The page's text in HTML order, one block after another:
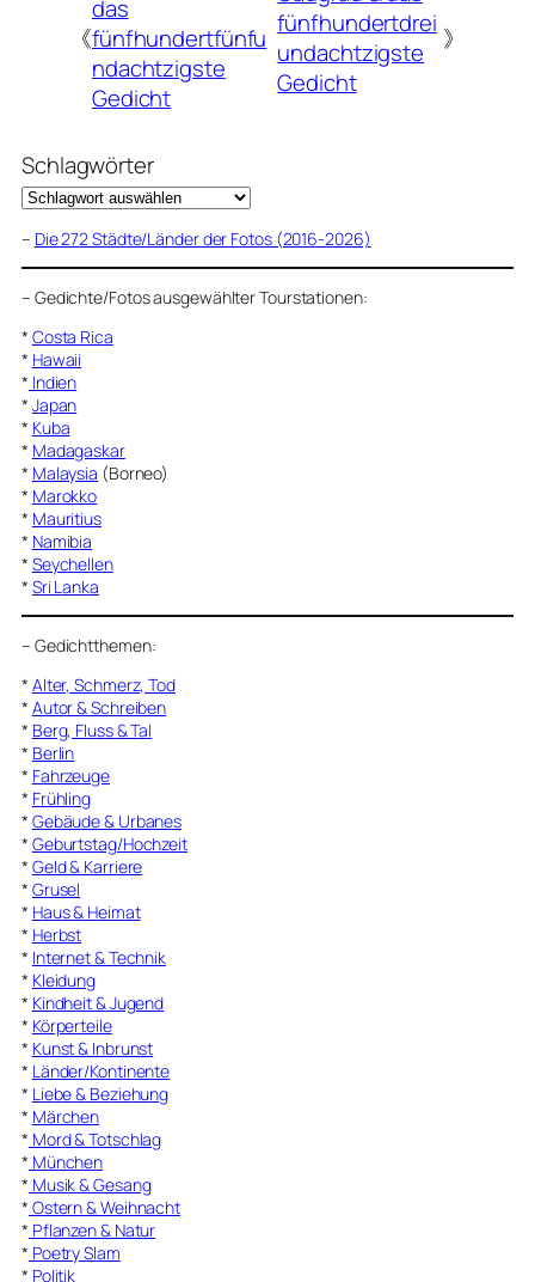
《
das
fünfhundertfünfu
ndachtzigste
Gedicht
fünfhundertdrei
undachtzigste
Gedicht
》
Schlagwörter
– Die 272 Städte/Länder der Fotos (2016-2026)
– Gedichte/Fotos ausgewählter Tourstationen:
* Costa Rica
* Hawaii
* Indien
* Japan
* Kuba
* Madagaskar
* Malaysia (Borneo)
* Marokko
* Mauritius
* Namibia
* Seychellen
* Sri Lanka
– Gedichtthemen:
* Alter, Schmerz, Tod
* Autor & Schreiben
* Berg, Fluss & Tal
* Berlin
* Fahrzeuge
* Frühling
* Gebäude & Urbanes
* Geburtstag/Hochzeit
* Geld & Karriere
* Grusel
* Haus & Heimat
* Herbst
* Internet & Technik
* Kleidung
* Kindheit & Jugend
* Körperteile
* Kunst & Inbrunst
* Länder/Kontinente
* Liebe & Beziehung
* Märchen
* Mord & Totschlag
* München
* Musik & Gesang
* Ostern & Weihnacht
* Pflanzen & Natur
* Poetry Slam
* Politik